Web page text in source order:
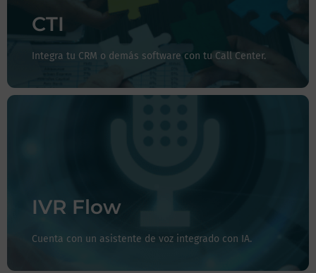
CTI
Integra tu CRM o demás software con tu Call Center.
IVR Flow
Cuenta con un asistente de voz integrado con IA.
así lo quieres.